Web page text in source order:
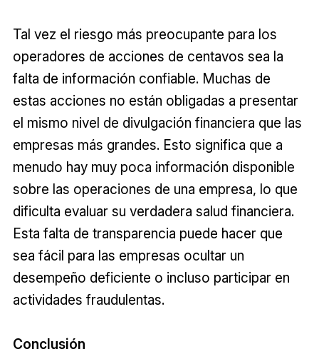
Tal vez el riesgo más preocupante para los
operadores de acciones de centavos sea la
falta de información confiable. Muchas de
estas acciones no están obligadas a presentar
el mismo nivel de divulgación financiera que las
empresas más grandes. Esto significa que a
menudo hay muy poca información disponible
sobre las operaciones de una empresa, lo que
dificulta evaluar su verdadera salud financiera.
Esta falta de transparencia puede hacer que
sea fácil para las empresas ocultar un
desempeño deficiente o incluso participar en
actividades fraudulentas.
Conclusión